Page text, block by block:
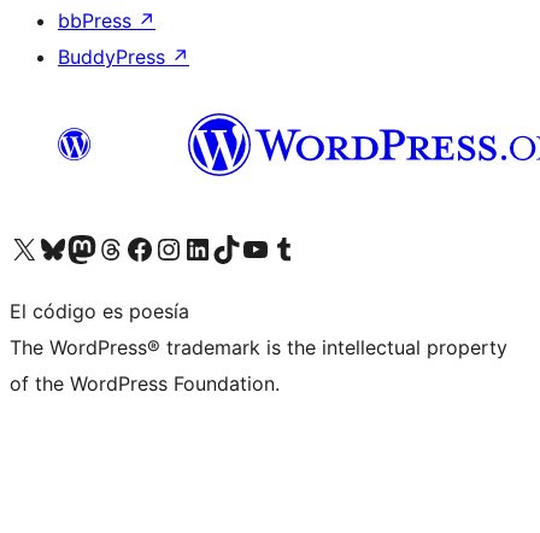
bbPress ↗
BuddyPress ↗
Visita nuestra cuenta de X (anteriormente Twitter)
Visita nuestra cuenta de Bluesky
Visita nuestra cuenta de Mastodon
Visita nuestra cuenta de Threads
Visita nuestra página de Facebook
Visita nuestra cuenta de Instagram
Visita nuestra cuenta de LinkedIn
Visita nuestra cuenta de TikTok
Visita nuestro canal de YouTube
Visita nuestra cuenta de Tumblr
El código es poesía
The WordPress® trademark is the intellectual property
of the WordPress Foundation.